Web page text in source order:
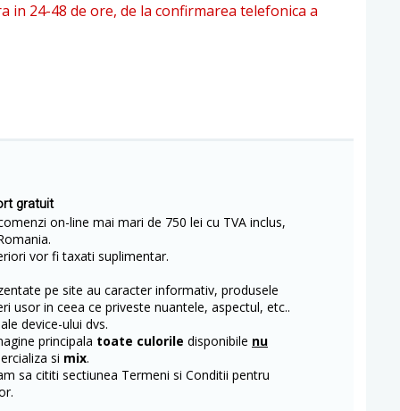
in 24-48 de ore, de la confirmarea telefonica a
gratuit
on-line mai mari de 750 lei cu TVA inclus,
vor fi taxati suplimentar.
pe site au caracter informativ, produsele
usor in ceea ce priveste nuantele, aspectul, etc..
device-ului dvs.
principala toate culorile disponibile nu
si mix.
sa cititi sectiunea Termeni si Conditii pentru